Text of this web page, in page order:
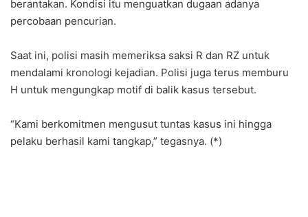
berantakan. Kondisi itu menguatkan dugaan adanya
percobaan pencurian.
Saat ini, polisi masih memeriksa saksi R dan RZ untuk
mendalami kronologi kejadian. Polisi juga terus memburu
H untuk mengungkap motif di balik kasus tersebut.
“Kami berkomitmen mengusut tuntas kasus ini hingga
pelaku berhasil kami tangkap,” tegasnya. (*)